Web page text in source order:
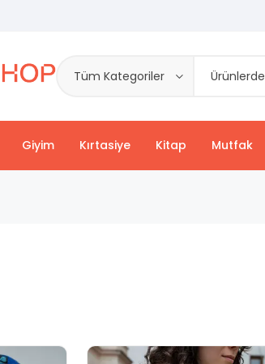
Tüm Kategoriler
Giyim Kırtasiye Kitap Mutfak